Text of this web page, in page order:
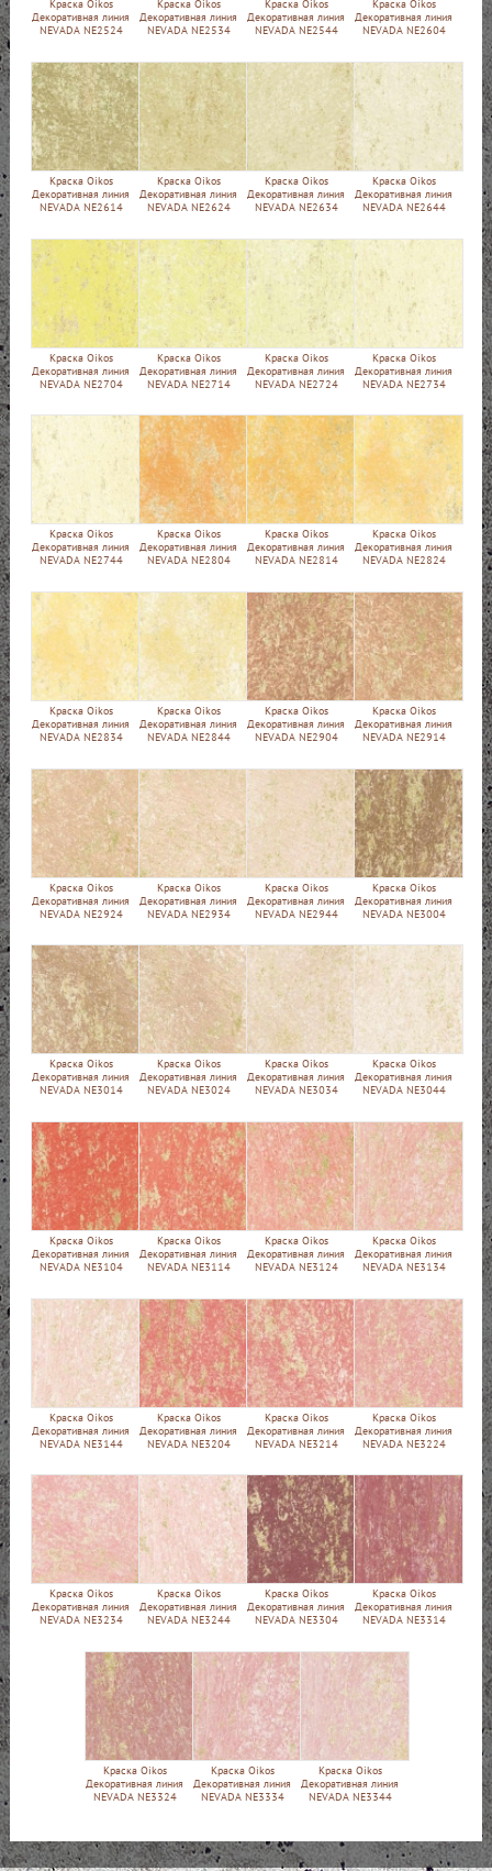
Краска Oikos
Декоративная линия
NEVADA NE2524
Краска Oikos
Декоративная линия
NEVADA NE2534
Краска Oikos
Декоративная линия
NEVADA NE2544
Краска Oikos
Декоративная линия
NEVADA NE2604
Краска Oikos
Декоративная линия
NEVADA NE2614
Краска Oikos
Декоративная линия
NEVADA NE2624
Краска Oikos
Декоративная линия
NEVADA NE2634
Краска Oikos
Декоративная линия
NEVADA NE2644
Краска Oikos
Декоративная линия
NEVADA NE2704
Краска Oikos
Декоративная линия
NEVADA NE2714
Краска Oikos
Декоративная линия
NEVADA NE2724
Краска Oikos
Декоративная линия
NEVADA NE2734
Краска Oikos
Декоративная линия
NEVADA NE2744
Краска Oikos
Декоративная линия
NEVADA NE2804
Краска Oikos
Декоративная линия
NEVADA NE2814
Краска Oikos
Декоративная линия
NEVADA NE2824
Краска Oikos
Декоративная линия
NEVADA NE2834
Краска Oikos
Декоративная линия
NEVADA NE2844
Краска Oikos
Декоративная линия
NEVADA NE2904
Краска Oikos
Декоративная линия
NEVADA NE2914
Краска Oikos
Декоративная линия
NEVADA NE2924
Краска Oikos
Декоративная линия
NEVADA NE2934
Краска Oikos
Декоративная линия
NEVADA NE2944
Краска Oikos
Декоративная линия
NEVADA NE3004
Краска Oikos
Декоративная линия
NEVADA NE3014
Краска Oikos
Декоративная линия
NEVADA NE3024
Краска Oikos
Декоративная линия
NEVADA NE3034
Краска Oikos
Декоративная линия
NEVADA NE3044
Краска Oikos
Декоративная линия
NEVADA NE3104
Краска Oikos
Декоративная линия
NEVADA NE3114
Краска Oikos
Декоративная линия
NEVADA NE3124
Краска Oikos
Декоративная линия
NEVADA NE3134
Краска Oikos
Декоративная линия
NEVADA NE3144
Краска Oikos
Декоративная линия
NEVADA NE3204
Краска Oikos
Декоративная линия
NEVADA NE3214
Краска Oikos
Декоративная линия
NEVADA NE3224
Краска Oikos
Декоративная линия
NEVADA NE3234
Краска Oikos
Декоративная линия
NEVADA NE3244
Краска Oikos
Декоративная линия
NEVADA NE3304
Краска Oikos
Декоративная линия
NEVADA NE3314
Краска Oikos
Декоративная линия
NEVADA NE3324
Краска Oikos
Декоративная линия
NEVADA NE3334
Краска Oikos
Декоративная линия
NEVADA NE3344